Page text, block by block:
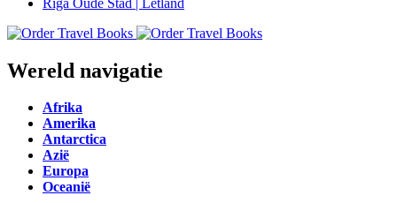
Wereld navigatie
Afrika
Amerika
Antarctica
Azië
Europa
Oceanië